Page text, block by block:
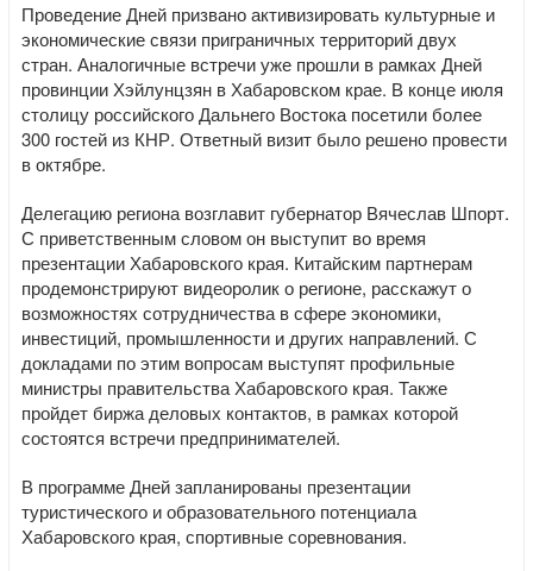
Проведение Дней призвано активизировать культурные и
экономические связи приграничных территорий двух
стран. Аналогичные встречи уже прошли в рамках Дней
провинции Хэйлунцзян в Хабаровском крае. В конце июля
столицу российского Дальнего Востока посетили более
300 гостей из КНР. Ответный визит было решено провести
в октябре.
Делегацию региона возглавит губернатор Вячеслав Шпорт.
С приветственным словом он выступит во время
презентации Хабаровского края. Китайским партнерам
продемонстрируют видеоролик о регионе, расскажут о
возможностях сотрудничества в сфере экономики,
инвестиций, промышленности и других направлений. С
докладами по этим вопросам выступят профильные
министры правительства Хабаровского края. Также
пройдет биржа деловых контактов, в рамках которой
состоятся встречи предпринимателей.
В программе Дней запланированы презентации
туристического и образовательного потенциала
Хабаровского края, спортивные соревнования.